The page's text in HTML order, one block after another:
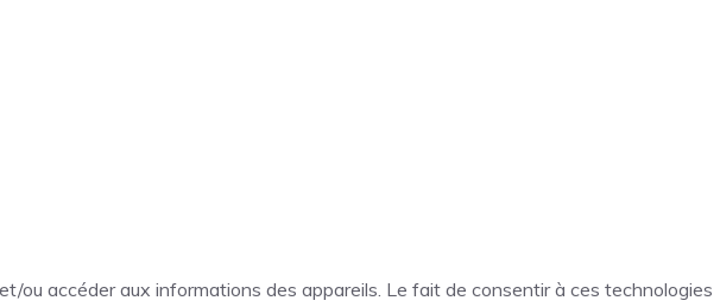
ou accéder aux informations des appareils. Le fait de consentir à ces technologies